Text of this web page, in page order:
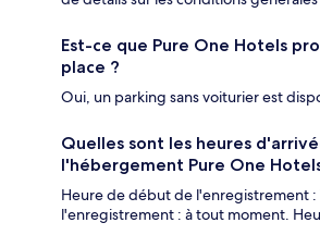
Est-ce que Pure One Hotels
place ?
Oui, un parking sans voiturier est
Quelles sont les heures
l'hébergement Pure One
Heure de début de l'enregistrement :
l'enregistrement : à tout moment.